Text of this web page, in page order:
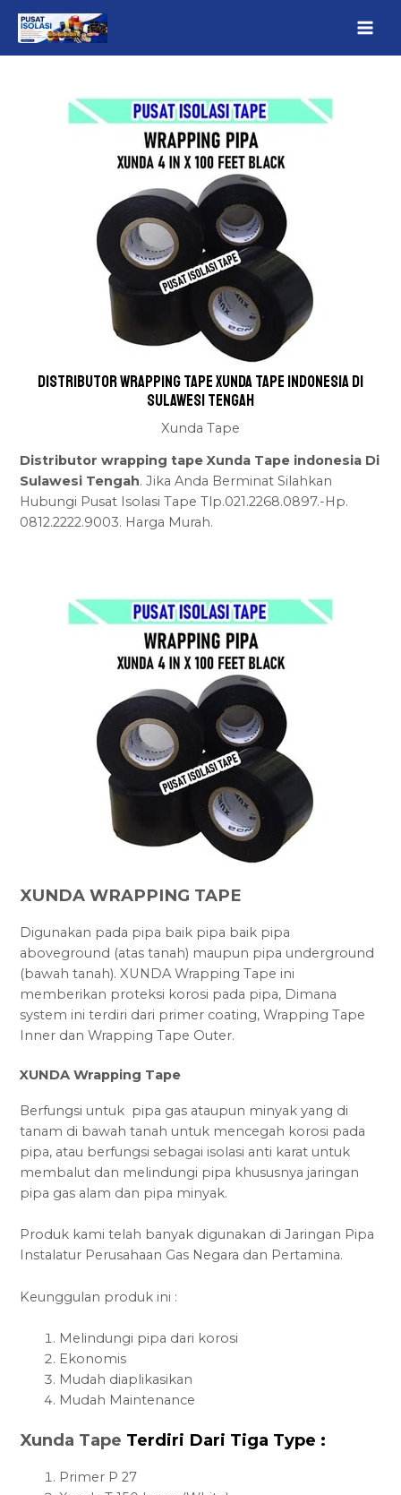
Distributor wrapping tape Xunda Tape indonesia Di
Sulawesi Tengah
Xunda Tape
Distributor wrapping tape Xunda Tape indonesia Di
Sulawesi Tengah. Jika Anda Berminat Silahkan
Hubungi Pusat Isolasi Tape Tlp.021.2268.0897.-Hp.
0812.2222.9003. Harga Murah.
XUNDA WRAPPING TAPE
Digunakan pada pipa baik pipa baik pipa
aboveground (atas tanah) maupun pipa underground
(bawah tanah). XUNDA Wrapping Tape ini
memberikan proteksi korosi pada pipa, Dimana
system ini terdiri dari primer coating, Wrapping Tape
Inner dan Wrapping Tape Outer.
XUNDA Wrapping Tape
Berfungsi untuk pipa gas ataupun minyak yang di
tanam di bawah tanah untuk mencegah korosi pada
pipa, atau berfungsi sebagai isolasi anti karat untuk
membalut dan melindungi pipa khususnya jaringan
pipa gas alam dan pipa minyak.
Produk kami telah banyak digunakan di Jaringan Pipa
Instalatur Perusahaan Gas Negara dan Pertamina.
Keunggulan produk ini :
Melindungi pipa dari korosi
Ekonomis
Mudah diaplikasikan
Mudah Maintenance
Xunda Tape Terdiri Dari Tiga Type :
Primer P 27
navigation